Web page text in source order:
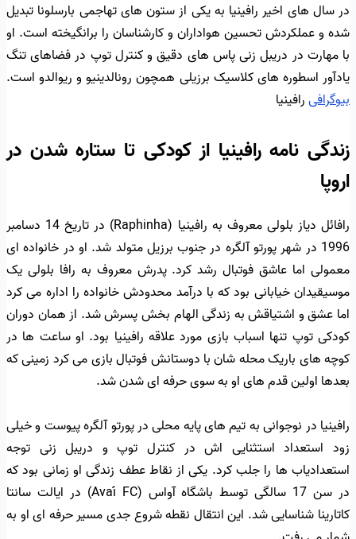
در سال های اخیر رافینیا به یکی از ستون های تهاجمی بارسلونا تبدیل
شده و عملکردش تحسین هواداران و کارشناسان را برانگیخته است. او
با مهارت در دریبل زنی پاس های دقیق و کنترل توپ در فضاهای تنگ
یادآور اسطوره های کلاسیک برزیلی همچون رونالدینیو و ریوالدو است.
بیوگرافیرافینیا
زندگی نامه رافینیا از کودکی تا ستاره شدن در
اروپا
رافائل دیاز بلولی معروف به رافینیا (Raphinha) در تاریخ 14 دسامبر
1996 در شهر پورتو آلگره در جنوب برزیل متولد شد. او در خانواده ای
معمولی اما عاشق فوتبال رشد کرد. پدرش معروف به رافا بلولی یک
موسیقیدان خیابانی بود که با درآمد محدودش خانواده را اداره می کرد
اما عشق و اشتیاقش به زندگی الهام بخش پسرش شد. از همان دوران
کودکی توپ تنها اسباب بازی مورد علاقه رافینیا بود. او ساعت ها در
کوچه های باریک محله شان با دوستانش فوتبال بازی می کرد زمینی که
بعدها اولین قدم های او به سوی حرفه ای شدن شد.
رافینیا در نوجوانی به تیم های پایه محلی در پورتو آلگره پیوست و خیلی
زود استعداد استثنایی اش در کنترل توپ و دریبل زنی توجه
استعدادیاب ها را جلب کرد. یکی از نقاط عطف زندگی او زمانی بود که
در سن 17 سالگی توسط باشگاه آواس (Avaí FC) در ایالت سانتا
کاتارینا شناسایی شد. این انتقال نقطه شروع جدی مسیر حرفه ای او به